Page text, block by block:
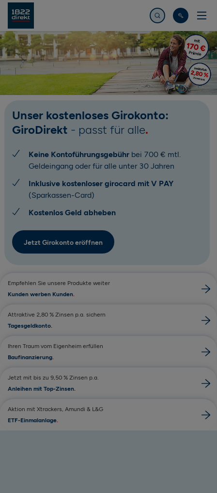
Jetzt suchen
Unser kostenloses Girokonto:
GiroDirekt - passt für alle
Keine Kontoführungsgebühr bei 700 € mtl.
Geldeingang oder für alle unter 30 Jahren
Inklusive kostenloser girocard mit V PAY
(Sparkassen-Card)
Kostenlos Geld abheben
Jetzt Girokonto eröffnen
Empfehlen Sie unsere Produkte weiter
Kunden werben Kunden
Attraktive 2,80 % Zinsen p.a. sichern
Tagesgeldkonto
Ihren Traum vom Eigenheim erfüllen
Baufinanzierung
Jetzt mit bis zu 9,50 % Zinsen p.a.
Anleihen mit Top-Zinsen
Aktion mit Xtrackers, Amundi & L&G
ETF-Einmalanlage